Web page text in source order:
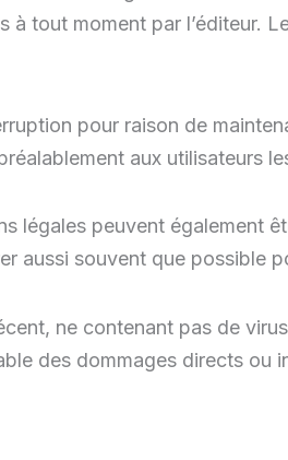
tout moment par l’éditeur.
pour raison de
aux utilisateurs
légales peuvent également
aussi souvent que possible
ne contenant pas de
des dommages directs ou